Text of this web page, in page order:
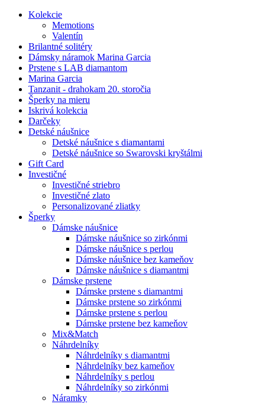
Kolekcie
Memotions
Valentín
Brilantné solitéry
Dámsky náramok Marina Garcia
Prstene s LAB diamantom
Marina Garcia
Tanzanit - drahokam 20. storočia
Šperky na mieru
Iskrivá kolekcia
Darčeky
Detské náušnice
Detské náušnice s diamantami
Detské náušnice so Swarovski kryštálmi
Gift Card
Investičné
Investičné striebro
Investičné zlato
Personalizované zliatky
Šperky
Dámske náušnice
Dámske náušnice so zirkónmi
Dámske náušnice s perlou
Dámske náušnice bez kameňov
Dámske náušnice s diamantmi
Dámske prstene
Dámske prstene s diamantmi
Dámske prstene so zirkónmi
Dámske prstene s perlou
Dámske prstene bez kameňov
Mix&Match
Náhrdelníky
Náhrdelníky s diamantmi
Náhrdelníky bez kameňov
Náhrdelníky s perlou
Náhrdelníky so zirkónmi
Náramky